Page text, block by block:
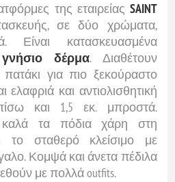
της εταιρείας SAINT
σε δύο χρώματα,
κατασκευασμένα
γνήσιο δέρμα. Διαθέτουν
για πιο ξεκούραστο
και αντιολισθητική
και 1,5 εκ. μπροστά.
καλά τα πόδια χάρη στη
το σταθερό κλείσιμο με
Κομψά και άνετα πέδιλα
με πολλά outfits.